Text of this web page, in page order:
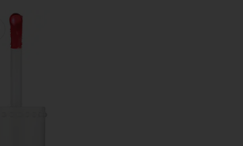
BENETINT チーク&リップサテン